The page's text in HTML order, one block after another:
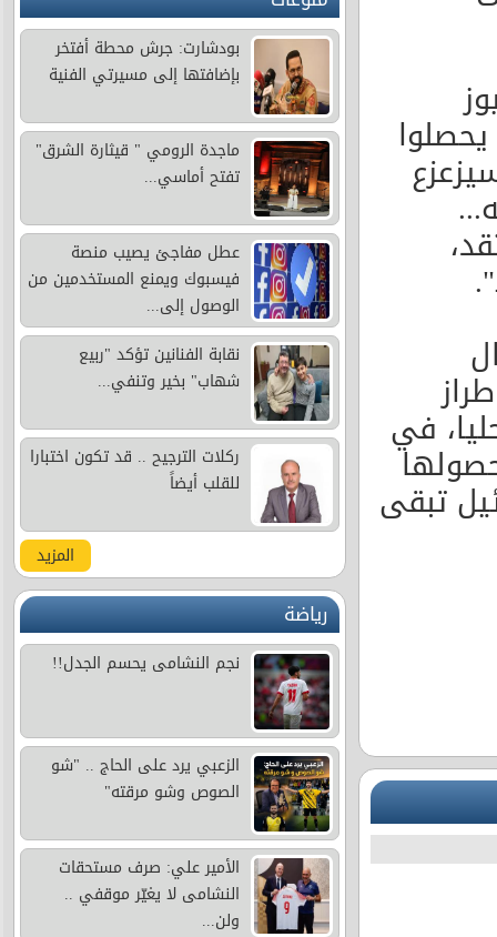
في
تبقى
بودشارت: جرش محطة أفتخر
بإضافتها إلى مسيرتي الفنية
ماجدة الرومي " قيثارة الشرق"
تفتح أماسي...
عطل مفاجئ يصيب منصة
فيسبوك ويمنع المستخدمين من
الوصول إلى...
نقابة الفنانين تؤكد "ربيع
شهاب" بخير وتنفي...
ركلات الترجيح .. قد تكون اختبارا
للقلب أيضاً
المزيد
رياضة
نجم النشامى يحسم الجدل!!
الزعبي يرد على الحاج .. "شو
الصوص وشو مرقته"
الأمير علي: صرف مستحقات
النشامى لا يغيّر موقفي ..
ولن...